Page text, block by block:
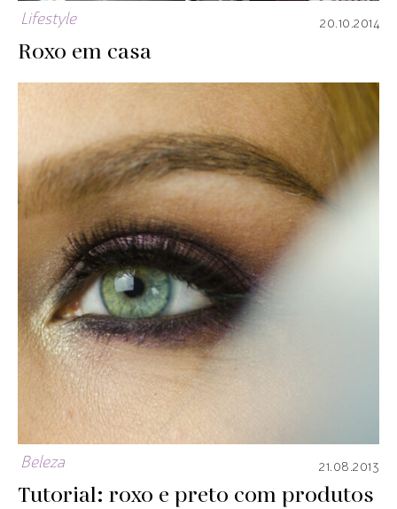
Lifestyle 20.10.2014
Roxo em casa
Beleza 21.08.2013
Tutorial: roxo e preto com produtos